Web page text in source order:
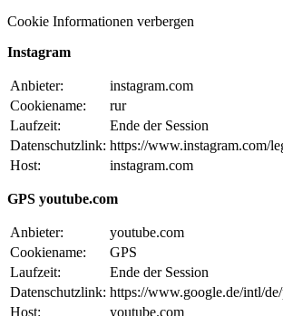
Cookie Informationen verbergen
Instagram
Anbieter:
instagram.com
Cookiename:
rur
Laufzeit:
Ende der Session
Datenschutzlink: https://www.instagram.com/
Host:
instagram.com
GPS youtube.com
Anbieter:
youtube.com
Cookiename:
GPS
Laufzeit:
Ende der Session
Datenschutzlink: https://www.google.de/intl/
Host:
youtube.com